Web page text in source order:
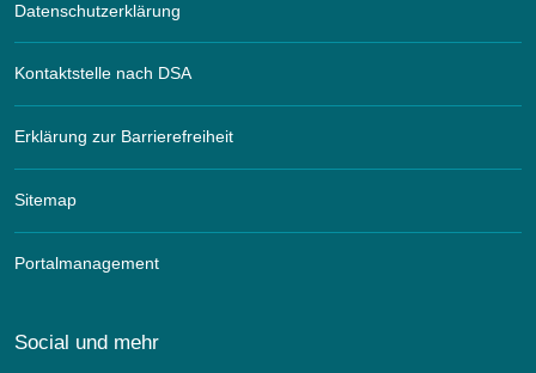
Datenschutzerklärung
Kontaktstelle nach DSA
Erklärung zur Barrierefreiheit
Sitemap
Portalmanagement
Social und mehr